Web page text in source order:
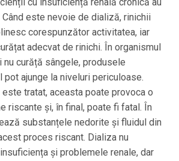
cu insuficiență renală cronică au
este nevoie de dializă, rinichii
corespunzător activitatea, iar
adecvat de rinichi. În organismul
nu curăță sângele, produsele
ajunge la niveluri periculoase.
este tratat, aceasta poate provoca o
riscante și, în final, poate fi fatal. În
substanțele nedorite și fluidul din
proces riscant. Dializa nu
și problemele renale, dar